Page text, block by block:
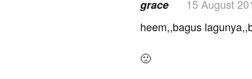
grace 15 August
heem,,bagus
🙁